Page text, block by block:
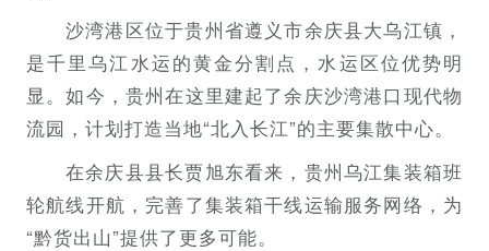
沙湾港区位于贵州省遵义市余庆县大乌江镇，
是千里乌江水运的黄金分割点，水运区位优势明
显。如今，贵州在这里建起了余庆沙湾港口现代物
流园，计划打造当地“北入长江”的主要集散中心。
在余庆县县长贾旭东看来，贵州乌江集装箱班
轮航线开航，完善了集装箱干线运输服务网络，为
“黔货出山”提供了更多可能。